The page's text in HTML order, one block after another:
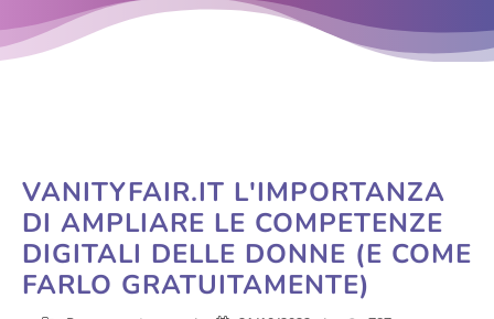
VANITYFAIR.IT L'IMPORTANZA
DI AMPLIARE LE COMPETENZE
DIGITALI DELLE DONNE (E COME
FARLO GRATUITAMENTE)